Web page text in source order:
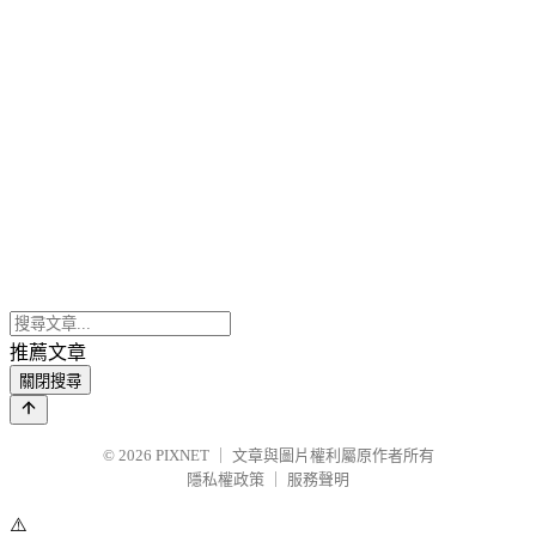
推薦文章
關閉搜尋
© 2026 PIXNET
文章與圖片權利屬原作者所有
隱私權政策
服務聲明
⚠️